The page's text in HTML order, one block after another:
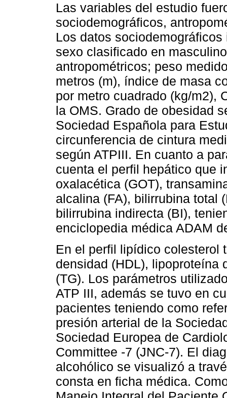
Las variables del estudio
sociodemográficos,
Los datos
sexo clasificado en
antropométricos; peso
metros (m), índice de masa
por metro cuadrado (kg/m2),
la OMS. Grado de obesidad
Sociedad Española para
circunferencia de cintura
según ATPIII. En cuanto a
cuenta el perfil hepático que
oxalacética (GOT),
alcalina (FA), bilirrubina total
bilirrubina indirecta (BI),
enciclopedia médica ADAM
En el perfil lipídico colesterol
densidad (HDL), lipoproteína
(TG). Los parámetros
ATP III, además se tuvo en
pacientes teniendo como
presión arterial de la
Sociedad Europea de
Committee -7 (JNC-7). El
alcohólico se visualizó a
consta en ficha médica.